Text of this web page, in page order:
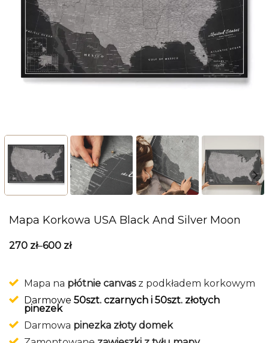
Mapa Korkowa USA Black And Silver Moon
270 zł–600 zł
Mapa na płótnie canvas z podkładem korkowym
Darmowe 50szt. czarnych i 50szt. złotych
pinezek
Darmowa pinezka złoty domek